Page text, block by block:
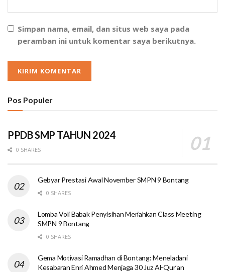
Simpan nama, email, dan situs web saya pada
peramban ini untuk komentar saya berikutnya.
Pos Populer
PPDB SMP TAHUN 2024
0 SHARES
Gebyar Prestasi Awal November SMPN 9 Bontang
0 SHARES
Lomba Voli Babak Penyisihan Meriahkan Class Meeting
SMPN 9 Bontang
0 SHARES
Gema Motivasi Ramadhan di Bontang: Meneladani
Kesabaran Enri Ahmed Menjaga 30 Juz Al-Qur’an